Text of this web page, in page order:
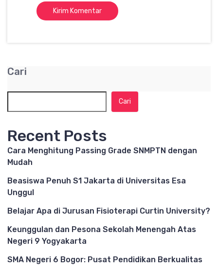
Cari
Cari
Recent Posts
Cara Menghitung Passing Grade SNMPTN dengan
Mudah
Beasiswa Penuh S1 Jakarta di Universitas Esa
Unggul
Belajar Apa di Jurusan Fisioterapi Curtin University?
Keunggulan dan Pesona Sekolah Menengah Atas
Negeri 9 Yogyakarta
SMA Negeri 6 Bogor: Pusat Pendidikan Berkualitas